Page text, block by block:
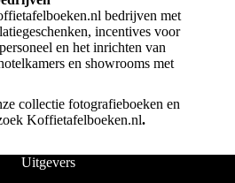
bedrijven met
incentives voor
en het inrichten van
en showrooms met
collectie fotografieboeken en
Koffietafelboeken.nl.
Uitgevers